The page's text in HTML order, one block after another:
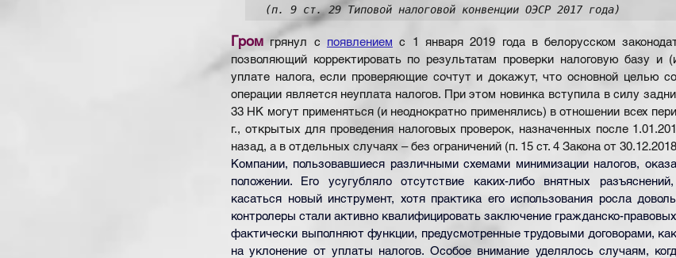
(п. 9 ст. 29 Типовой налоговой конвенции ОЭСР 2017 года)
Гром грянул с появлением с 1 января 2019 года в белорусском
позволяющий корректировать по результатам проверки налоговую базу и
уплате налога, если проверяющие сочтут и докажут, что основной целью
операции является неуплата налогов. При этом новинка вступила в силу
33 НК могут применяться (и неоднократно применялись) в отношении всех
г., открытых для проведения налоговых проверок, назначенных после
назад, а в отдельных случаях – без ограничений (п. 15 ст. 4 Закона от 30.12.2018
Компании, пользовавшиеся различными схемами минимизации налогов,
положении. Его усугубляло отсутствие каких-либо внятных
касаться новый инструмент, хотя практика его использования росла
контролеры стали активно квалифицировать заключение гражданско-
фактически выполняют функции, предусмотренные трудовыми договорами,
на уклонение от уплаты налогов. Особое внимание уделялось случаям,